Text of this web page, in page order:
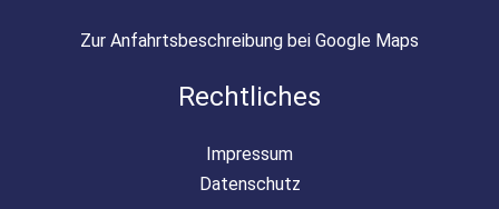
Zur Anfahrtsbeschreibung bei Google Maps
Rechtliches
Impressum
Datenschutz